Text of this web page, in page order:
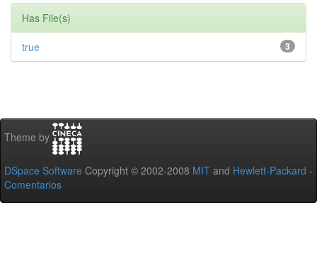
Has File(s)
3
true
Theme by
DSpace Software Copyright © 2002-2008 MIT and Hewlett-Packard -
Comentarios